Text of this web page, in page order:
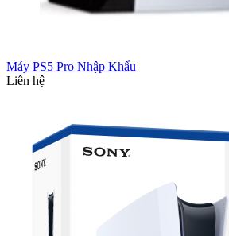
Máy PS5 Pro Nhập Khẩu
Liên hệ